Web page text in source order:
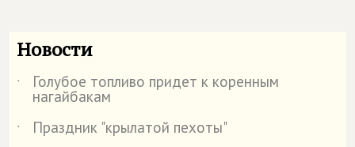
Новости
˙ Голубое топливо придет к коренным
нагайбакам
˙
Праздник "крылатой пехоты"